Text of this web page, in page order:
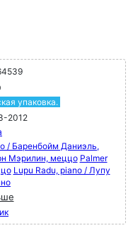
упаковка.
2012
/ Баренбойм Даниэль,
Мэрилин, меццо Palmer
Lupu Radu, piano / Лупу